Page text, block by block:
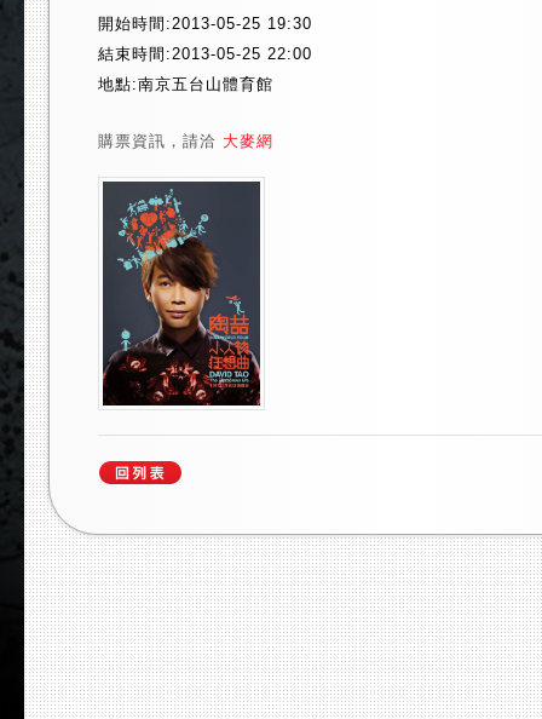
開始時間:2013-05-25 19:30
結束時間:2013-05-25 22:00
地點:南京五台山體育館
購票資訊，請洽 大麥網